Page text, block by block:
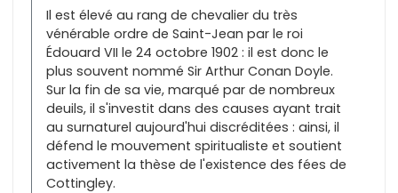
Il est élevé au rang de chevalier du très
vénérable ordre de Saint-Jean par le roi
Édouard VII le 24 octobre 1902 : il est donc le
plus souvent nommé Sir Arthur Conan Doyle.
Sur la fin de sa vie, marqué par de nombreux
deuils, il s'investit dans des causes ayant trait
au surnaturel aujourd'hui discréditées : ainsi, il
défend le mouvement spiritualiste et soutient
activement la thèse de l'existence des fées de
Cottingley.